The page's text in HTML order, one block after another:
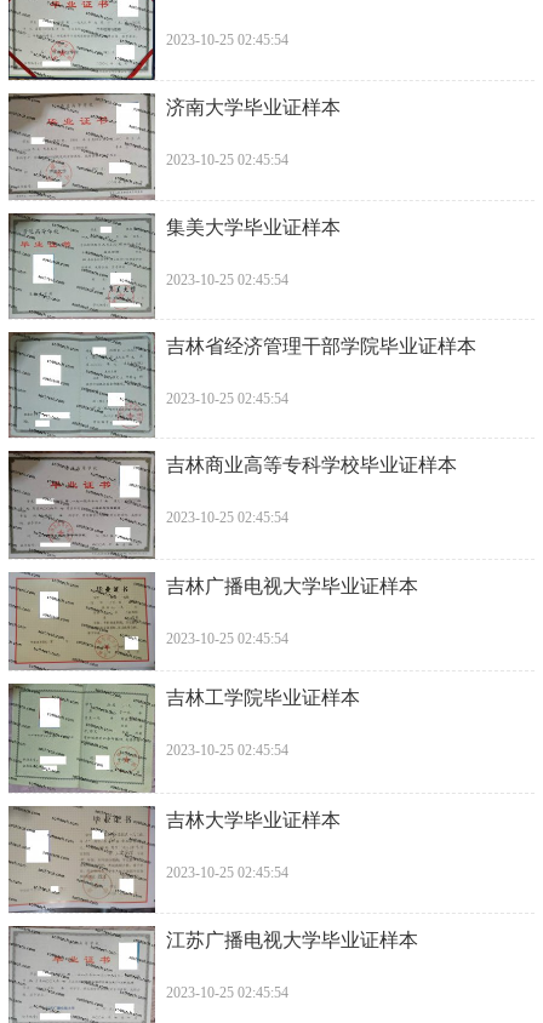
2023-10-25 02:45:54
济南大学毕业证样本
2023-10-25 02:45:54
集美大学毕业证样本
2023-10-25 02:45:54
吉林省经济管理干部学院毕业证样本
2023-10-25 02:45:54
吉林商业高等专科学校毕业证样本
2023-10-25 02:45:54
吉林广播电视大学毕业证样本
2023-10-25 02:45:54
吉林工学院毕业证样本
2023-10-25 02:45:54
吉林大学毕业证样本
2023-10-25 02:45:54
江苏广播电视大学毕业证样本
2023-10-25 02:45:54